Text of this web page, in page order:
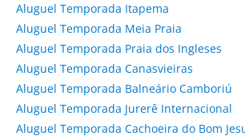
Aluguel Temporada Itapema
Aluguel Temporada Meia Praia
Aluguel Temporada Praia dos Ingleses
Aluguel Temporada Canasvieiras
Aluguel Temporada Balneário Camboriú
Aluguel Temporada Jurerê Internacional
Aluguel Temporada Cachoeira do Bom